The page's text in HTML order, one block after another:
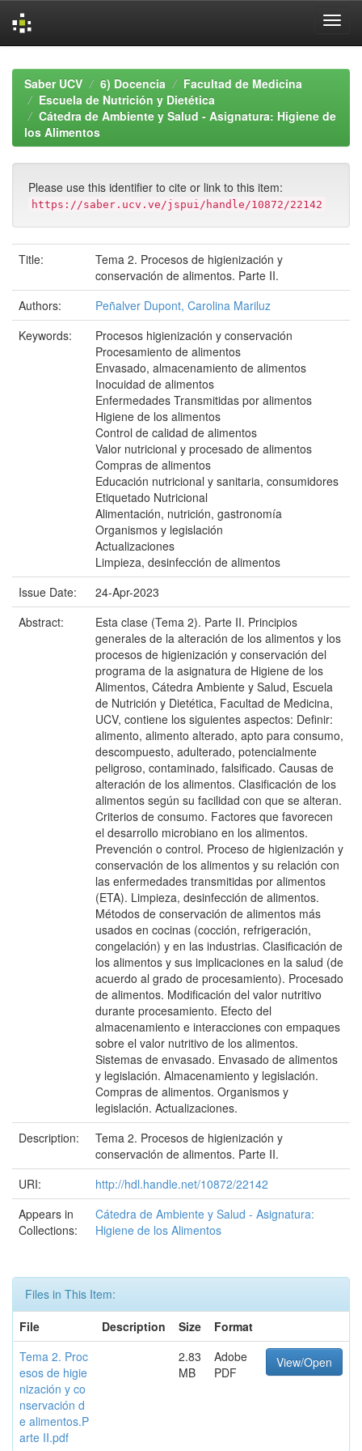
navigationSaber UCV 6) Docencia
Facultad de Medicina
Escuela de Nutrición y Dietética
Cátedra de Ambiente y Salud - Asignatura: Higiene de
los Alimentos
Please use this identifier to cite or link to this item:
https://saber.ucv.ve/jspui/handle/10872/22142
Title:
Tema 2. Procesos de higienización y
conservación de alimentos. Parte II.
Authors:
Peñalver Dupont, Carolina Mariluz
Keywords:
Procesos higienización y conservación
Procesamiento de alimentos
Envasado, almacenamiento de alimentos
Inocuidad de alimentos
Enfermedades Transmitidas por alimentos
Higiene de los alimentos
Control de calidad de alimentos
Valor nutricional y procesado de alimentos
Compras de alimentos
Educación nutricional y sanitaria, consumidores
Etiquetado Nutricional
Alimentación, nutrición, gastronomía
Organismos y legislación
Actualizaciones
Limpieza, desinfección de alimentos
Issue Date:
24-Apr-2023
Abstract:
Esta clase (Tema 2). Parte II. Principios
generales de la alteración de los alimentos y los
procesos de higienización y conservación del
programa de la asignatura de Higiene de los
Alimentos, Cátedra Ambiente y Salud, Escuela
de Nutrición y Dietética, Facultad de Medicina,
UCV, contiene los siguientes aspectos: Definir:
alimento, alimento alterado, apto para consumo,
descompuesto, adulterado, potencialmente
peligroso, contaminado, falsificado. Causas de
alteración de los alimentos. Clasificación de los
alimentos según su facilidad con que se alteran.
Criterios de consumo. Factores que favorecen
el desarrollo microbiano en los alimentos.
Prevención o control. Proceso de higienización y
conservación de los alimentos y su relación con
las enfermedades transmitidas por alimentos
(ETA). Limpieza, desinfección de alimentos.
Métodos de conservación de alimentos más
usados en cocinas (cocción, refrigeración,
congelación) y en las industrias. Clasificación de
los alimentos y sus implicaciones en la salud (de
acuerdo al grado de procesamiento). Procesado
de alimentos. Modificación del valor nutritivo
durante procesamiento. Efecto del
almacenamiento e interacciones con empaques
sobre el valor nutritivo de los alimentos.
Sistemas de envasado. Envasado de alimentos
y legislación. Almacenamiento y legislación.
Compras de alimentos. Organismos y
legislación. Actualizaciones.
Description:
Tema 2. Procesos de higienización y
conservación de alimentos. Parte II.
URI:
http://hdl.handle.net/10872/22142
Appears in
Collections:
Cátedra de Ambiente y Salud - Asignatura:
Higiene de los Alimentos
Files in This Item:
File
Description Size
Format
Tema 2. Proc
esos de higie
nización y co
nservación d
e alimentos.P
arte II.pdf
2.83
MB
Adobe
PDF
View/Open